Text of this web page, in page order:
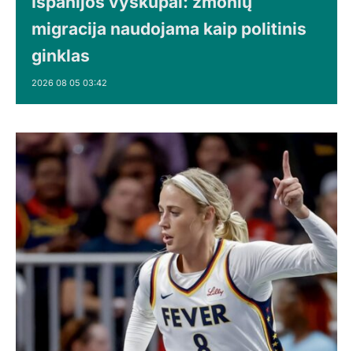
migracija naudojama kaip politinis
ginklas
2026 08 05 03:42